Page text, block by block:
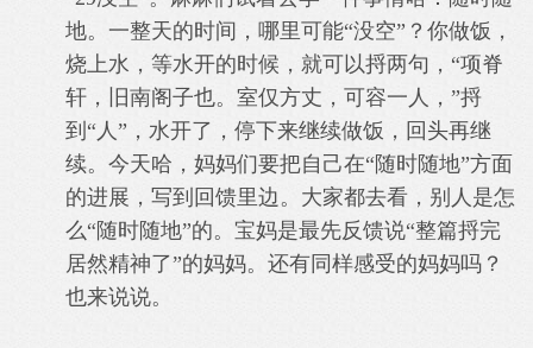
地。一整天的时间，哪里可能“没空”？你做饭，
烧上水，等水开的时候，就可以捋两句，“项脊
轩，旧南阁子也。室仅方丈，可容一人，”捋
到“人”，水开了，停下来继续做饭，回头再继
续。 今天哈，妈妈们要把自己在“随时随地”方面
的进展，写到回馈里边。大家都去看，别人是怎
么“随时随地”的。 宝妈是最先反馈说“整篇捋完
居然精神了”的妈妈。还有同样感受的妈妈吗？
也来说说。